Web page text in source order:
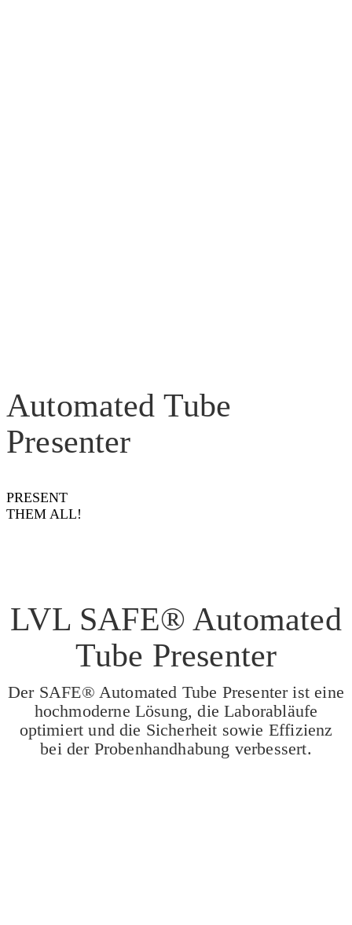
Automated Tube
Presenter
PRESENT
THEM ALL!
LVL SAFE® Automated
Tube Presenter
Der SAFE® Automated Tube Presenter ist eine
hochmoderne Lösung, die Laborabläufe
optimiert und die Sicherheit sowie Effizienz
bei der Probenhandhabung verbessert.